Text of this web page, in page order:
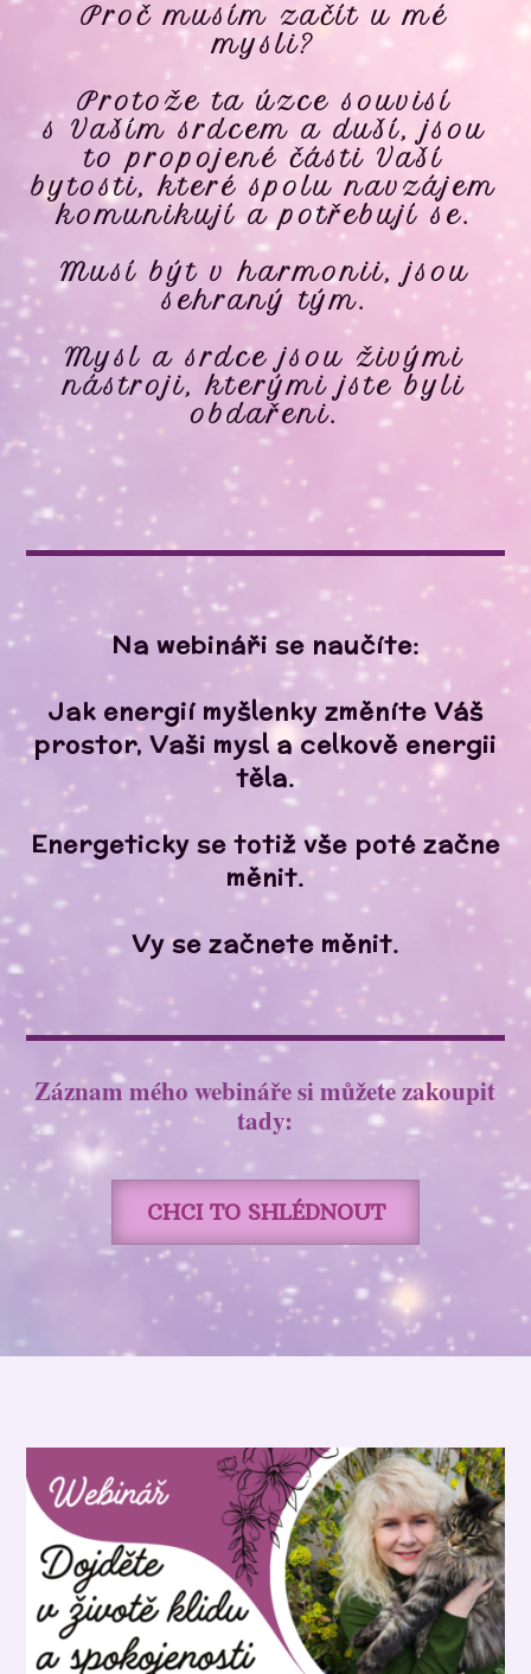
Proč musím začít u mé
mysli?
Protože ta úzce souvisí
s Vaším srdcem a duší, jsou
to propojené části Vaší
bytosti, které spolu navzájem
komunikují a potřebují se.
Musí být v harmonii, jsou
sehraný tým.
Mysl a srdce jsou živými
nástroji, kterými jste byli
obdařeni.
Na webináři se naučíte:
Jak energií myšlenky změníte Váš
prostor, Vaši mysl a celkově energii
těla.
Energeticky se totiž vše poté začne
měnit.
Vy se začnete měnit.
Záznam mého webináře si můžete zakoupit
tady:
CHCI TO SHLÉDNOUT